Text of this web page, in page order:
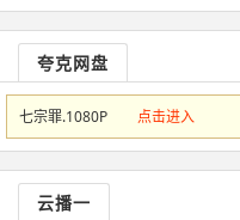
夸克网盘
七宗罪.1080P 点击进入
云播一